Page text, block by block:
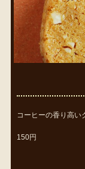
コーヒーの香り高い
150円